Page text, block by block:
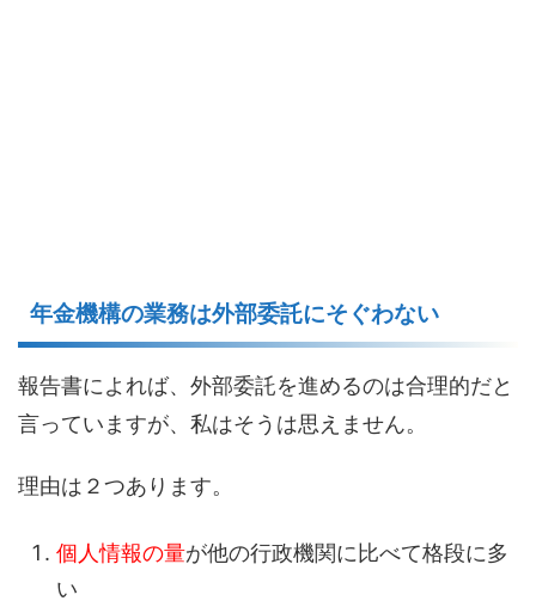
年金機構の業務は外部委託にそぐわない
報告書によれば、外部委託を進めるのは合理的だと
言っていますが、私はそうは思えません。
理由は２つあります。
個人情報の量が他の行政機関に比べて格段に多
い